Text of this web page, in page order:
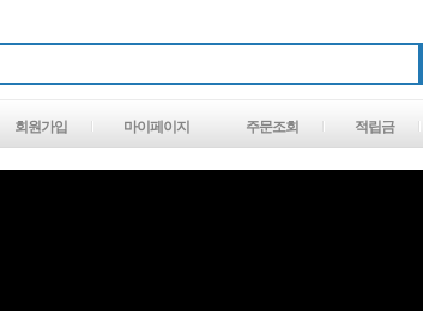
회원가입 마이페이지 주문조회 적립금